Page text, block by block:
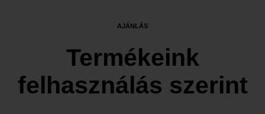
AJÁNLÁS
Termékeink
felhasználás szerint